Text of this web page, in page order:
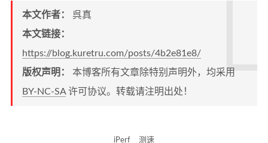
本文作者： 呉真
本文链接：
https://blog.kuretru.com/posts/4b2e81e8/
版权声明： 本博客所有文章除特别声明外，均采用
BY-NC-SA许可协议。转载请注明出处！
iPerf 测速